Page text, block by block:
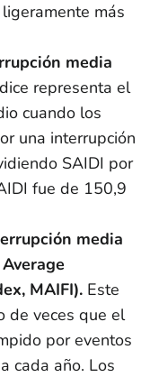
más
media
representa el
cuando los
una interrupción
SAIDI por
fue de 150,9
media
MAIFI). Este
de veces que el
por eventos
cada año. Los